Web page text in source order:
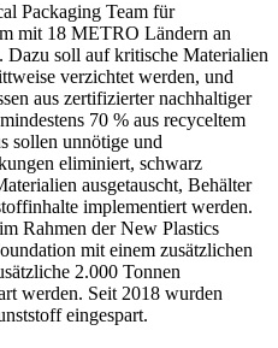
Packaging Team für
mit 18 METRO Ländern an
Dazu soll auf kritische Materialien
verzichtet werden, und
aus zertifizierter nachhaltiger
70 % aus recyceltem
sollen unnötige und
eliminiert, schwarz
ausgetauscht, Behälter
implementiert werden.
Rahmen der New Plastics
mit einem zusätzlichen
2.000 Tonnen
werden. Seit 2018 wurden
eingespart.